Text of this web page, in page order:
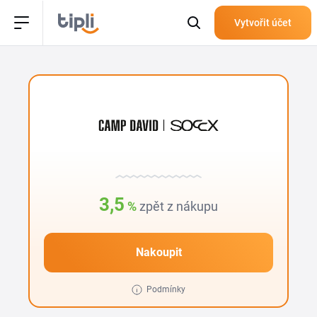
Vytvořit účet
3,5 % zpět z nákupu
Nakoupit
Podmínky